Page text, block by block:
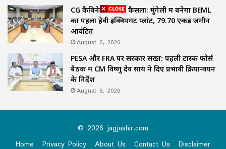
CG कैबिनेट का बड़ा फैसला: मुंगेली में बनेगा BEML
का पहला हैवी इक्विपमेंट प्लांट, 79.70 एकड़ जमीन
आवंटित
August 6, 2026
PESA और FRA पर सरकार सख्त: पहली टास्क फोर्स
बैठक में CM विष्णु देव साय ने दिए प्रभावी क्रियान्वयन
के निर्देश
August 6, 2026
© 2026 jagjaahir.com
Home
Privacy Policy About Us Contact Us Disclaimer